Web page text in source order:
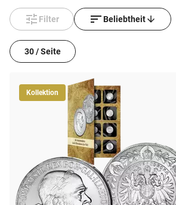
Filter Beliebtheit
30 / Seite
Kollektion